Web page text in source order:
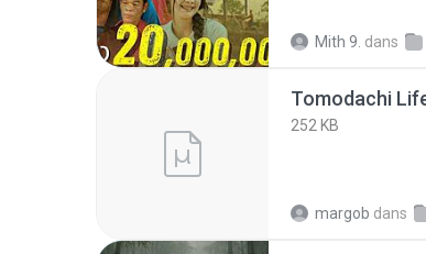
Mith 9. dans
252 KB
margob dans